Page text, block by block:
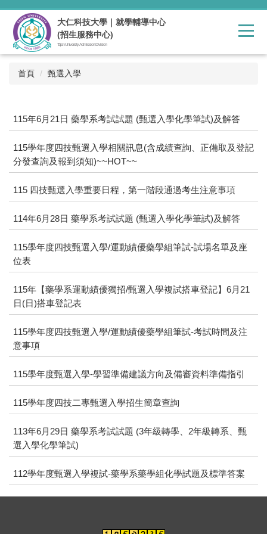
跳
主
要
內
大仁科技大學｜就學輔導中心
(招生服務中心)
Tajen University Admission Division
首頁 甄選入學
115年6月21日 藥學系考試試題 (甄選入學化學筆試)及解答
115學年度四技甄選入學相關訊息(含成績查詢、正備取及登記
分發查詢及報到須知)~~HOT~~
115 四技甄選入學重要日程，第一階段通過考生注意事項
114年6月28日 藥學系考試試題 (甄選入學化學筆試)及解答
115學年度四技甄選入學/運動績優藥學組筆試-試場名單及座
位表
115年【藥學系運動績優獨招/甄選入學複試搭車登記】6月21
日(日)搭車登記表
115學年度四技甄選入學/運動績優藥學組筆試-考試時間及注
意事項
115學年度甄選入學-學習準備建議方向及備審資料準備指引
115學年度四技二專甄選入學招生簡章查詢
113年6月29日 藥學系考試試題 (3年級轉學、2年級轉系、甄
選入學化學筆試)
112學年度甄選入學複試-藥學系藥學組化學試題及標準答案